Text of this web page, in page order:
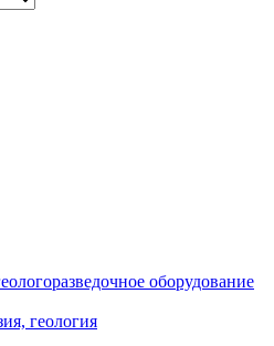
оборудование
геология